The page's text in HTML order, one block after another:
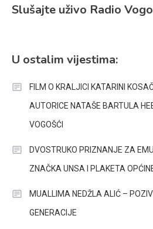
Slušajte uživo Radio
U ostalim vijestima:
FILM O KRALJICI KATARINI
AUTORICE NATAŠE BARTULA
VOGOŠĆI
DVOSTRUKO PRIZNANJE ZA
ZNAČKA UNSA I PLAKETA
MUALLIMA NEDŽLA ALIĆ –
GENERACIJE